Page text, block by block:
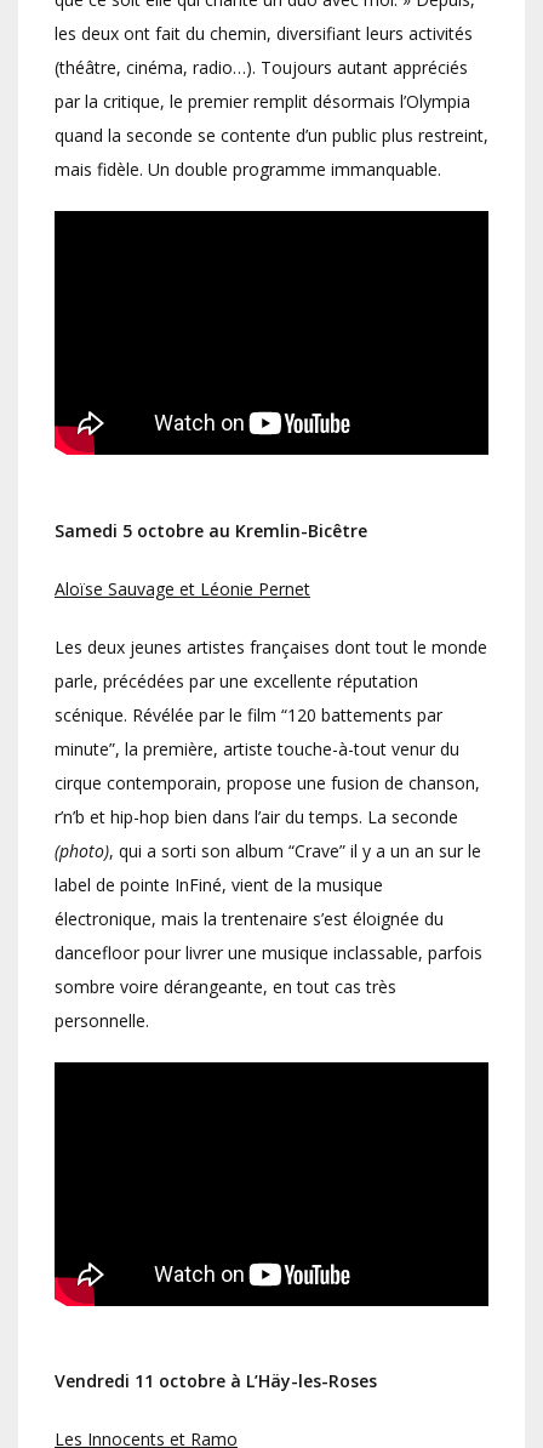
les deux ont fait du chemin, diversifiant leurs activités
(théâtre, cinéma, radio…). Toujours autant appréciés
par la critique, le premier remplit désormais l’Olympia
quand la seconde se contente d’un public plus restreint,
mais fidèle. Un double programme immanquable.
Samedi 5 octobre au Kremlin-Bicêtre
Aloïse Sauvage et Léonie Pernet
Les deux jeunes artistes françaises dont tout le monde
parle, précédées par une excellente réputation
scénique. Révélée par le film “120 battements par
minute”, la première, artiste touche-à-tout venur du
cirque contemporain, propose une fusion de chanson,
r’n’b et hip-hop bien dans l’air du temps. La seconde
(photo), qui a sorti son album “Crave” il y a un an sur le
label de pointe InFiné, vient de la musique
électronique, mais la trentenaire s’est éloignée du
dancefloor pour livrer une musique inclassable, parfois
sombre voire dérangeante, en tout cas très
personnelle.
Vendredi 11 octobre à L’Häy-les-Roses
Les Innocents et Ramo